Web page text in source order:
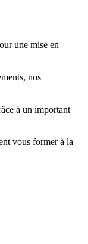
une mise en
nos
à un important
vous former à la